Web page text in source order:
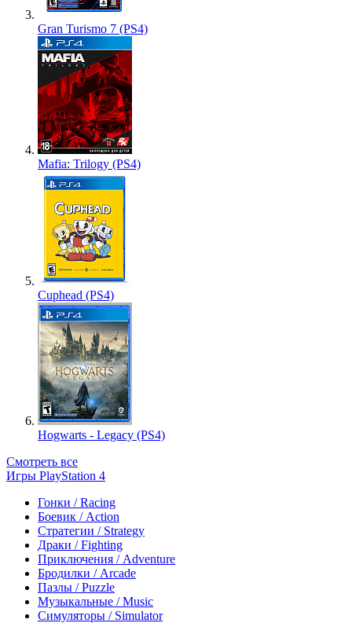
Gran Turismo 7 (PS4)
Mafia: Trilogy (PS4)
Cuphead (PS4)
Hogwarts - Legacy (PS4)
Смотреть все
Игры PlayStation 4
Гонки / Racing
Боевик / Action
Стратегии / Strategy
Драки / Fighting
Приключения / Adventure
Бродилки / Arcade
Пазлы / Puzzle
Музыкальные / Music
Симуляторы / Simulator